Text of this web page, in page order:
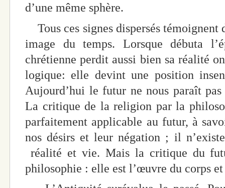
d’une même sphère.
Tous ces signes dispersés témoignent
image du temps. Lorsque débuta
chrétienne perdit aussi bien sa réalité
logique: elle devint une position
Aujourd’hui le futur ne nous paraît
La critique de la religion par la
parfaitement applicable au futur, à
nos désirs et leur négation ; il
réalité et vie. Mais la critique du
philosophie : elle est l’œuvre du corps